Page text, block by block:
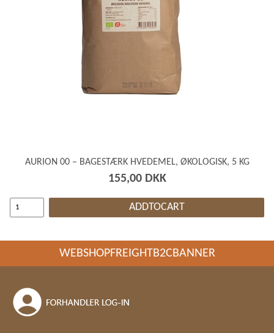
AURION 00 – BAGESTÆRK HVEDEMEL, ØKOLOGISK, 5 KG
155,00 DKK
ADDTOCART
WEBSHOPFREIGHTB2CBANNER